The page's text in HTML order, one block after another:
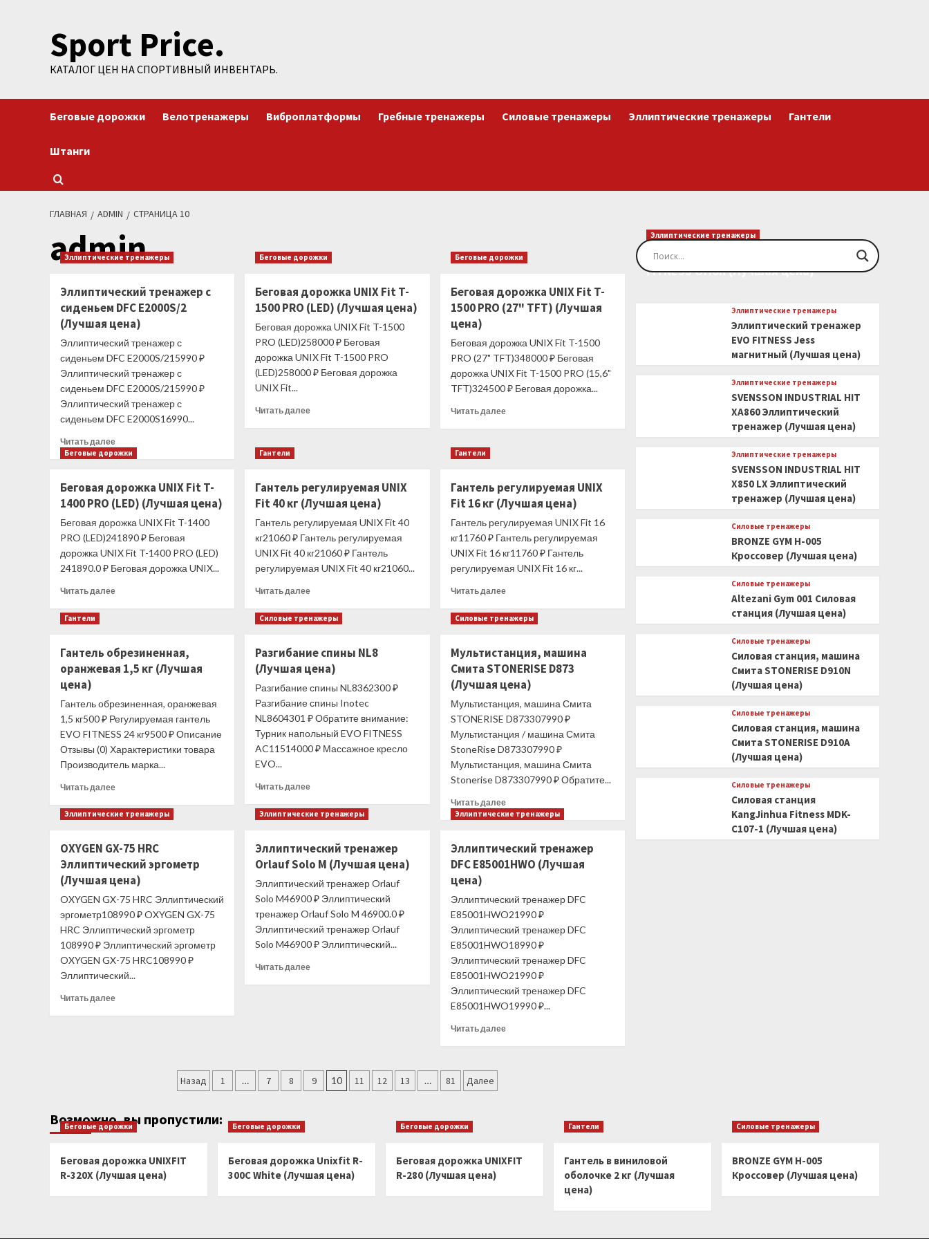
содержимомуSport Price.
КАТАЛОГ ЦЕН НА СПОРТИВНЫЙ ИНВЕНТАРЬ.
Беговые дорожки Велотренажеры Виброплатформы Гребные тренажеры Силовые тренажеры Эллиптические тренажеры Гантели
Штанги
ГЛАВНАЯ ADMIN СТРАНИЦА 10
admin
Эллиптические тренажеры
Эллиптический тренажер с
сиденьем DFC E2000S/2
(Лучшая цена)
Эллиптический тренажер с
сиденьем DFC E2000S/215990 ₽
Эллиптический тренажер с
сиденьем DFC E2000S/215990 ₽
Эллиптический тренажер с
сиденьем DFC E2000S16990...
Читать далееПрочитать
больше
тренажер
с
сиденьем
E2000S/2
(Лучшая
цена)
Беговые дорожки
Беговая дорожка UNIX Fit T-
1500 PRO (LED) (Лучшая цена)
Беговая дорожка UNIX Fit T-1500
PRO (LED)258000 ₽ Беговая
дорожка UNIX Fit T-1500 PRO
(LED)258000 ₽ Беговая дорожка
UNIX Fit...
Читать далееПрочитать
Fit
T-
PRO
(LED)
(Лучшая
цена)
Беговые дорожки
Беговая дорожка UNIX Fit T-
1500 PRO (27" TFT) (Лучшая
цена)
Беговая дорожка UNIX Fit T-1500
PRO (27" TFT)348000 ₽ Беговая
дорожка UNIX Fit T-1500 PRO (15,6"
TFT)324500 ₽ Беговая дорожка...
Читать далееПрочитать
Fit
T-
PRO
(27"
TFT)
(Лучшая
Беговые дорожки
Беговая дорожка UNIX Fit T-
1400 PRO (LED) (Лучшая цена)
Беговая дорожка UNIX Fit T-1400
PRO (LED)241890 ₽ Беговая
дорожка UNIX Fit T-1400 PRO (LED)
241890.0 ₽ Беговая дорожка UNIX...
Читать далееПрочитать
UNIX
Fit
PRO
(LED)
(Лучшая
цена)
Гантели
Гантель регулируемая UNIX
Fit 40 кг (Лучшая цена)
Гантель регулируемая UNIX Fit 40
кг21060 ₽ Гантель регулируемая
UNIX Fit 40 кг21060 ₽ Гантель
регулируемая UNIX Fit 40 кг21060...
Читать далееПрочитать
о
UNIX
Fit
кг
(Лучшая
цена)
Гантели
Гантель регулируемая UNIX
Fit 16 кг (Лучшая цена)
Гантель регулируемая UNIX Fit 16
кг11760 ₽ Гантель регулируемая
UNIX Fit 16 кг11760 ₽ Гантель
регулируемая UNIX Fit 16 кг...
Читать далееПрочитать
о
UNIX
Fit
16
кг
(Лучшая
цена)
Гантели
Гантель обрезиненная,
оранжевая 1,5 кг (Лучшая
цена)
Гантель обрезиненная, оранжевая
1,5 кг500 ₽ Регулируемая гантель
EVO FITNESS 24 кг9500 ₽ Описание
Отзывы (0) Характеристики товара
Производитель марка...
Читать далееПрочитать
о
оранжевая
1,5
кг
цена)
Силовые тренажеры
Разгибание спины NL8
(Лучшая цена)
Разгибание спины NL8362300 ₽
Разгибание спины Inotec
NL8604301 ₽ Обратите внимание:
Турник напольный EVO FITNESS
AC11514000 ₽ Массажное кресло
EVO...
Читать далееПрочитать
о
NL8
(Лучшая
Силовые тренажеры
Мультистанция, машина
Смита STONERISE D873
(Лучшая цена)
Мультистанция, машина Смита
STONERISE D873307990 ₽
Мультистанция / машина Смита
StoneRise D873307990 ₽
Мультистанция, машина Смита
Stonerise D873307990 ₽ Обратите...
Читать далееПрочитать
больше
машина
Смита
(Лучшая
цена)
Эллиптические тренажеры
OXYGEN GX-75 HRC
Эллиптический эргометр
(Лучшая цена)
OXYGEN GX-75 HRC Эллиптический
эргометр108990 ₽ OXYGEN GX-75
HRC Эллиптический эргометр
108990 ₽ Эллиптический эргометр
OXYGEN GX-75 HRC108990 ₽
Эллиптический...
Читать далееПрочитать
Эллиптический
цена)
Эллиптические тренажеры
Эллиптический тренажер
Orlauf Solo M (Лучшая цена)
Эллиптический тренажер Orlauf
Solo M46900 ₽ Эллиптический
тренажер Orlauf Solo M 46900.0 ₽
Эллиптический тренажер Orlauf
Solo M46900 ₽ Эллиптический...
Читать далееПрочитать
(Лучшая
цена)
Эллиптические тренажеры
Эллиптический тренажер
DFC E85001HWO (Лучшая
цена)
Эллиптический тренажер DFC
E85001HWO21990 ₽
Эллиптический тренажер DFC
E85001HWO18990 ₽
Эллиптический тренажер DFC
E85001HWO21990 ₽
Эллиптический тренажер DFC
E85001HWO19990 ₽...
Читать далееПрочитать
Пагинация
Назад 1 … 7 8 9 10 11 12 13 … 81 Далее
Эллиптические тренажеры
Эллиптический тренажер EVO
FITNESS Orion (Лучшая цена)
Эллиптические тренажеры
Эллиптический тренажер
EVO FITNESS Jess
магнитный (Лучшая цена)
Эллиптические тренажеры
SVENSSON INDUSTRIAL HIT
XA860 Эллиптический
тренажер (Лучшая цена)
Эллиптические тренажеры
SVENSSON INDUSTRIAL HIT
X850 LX Эллиптический
тренажер (Лучшая цена)
Силовые тренажеры
BRONZE GYM H-005
Кроссовер (Лучшая цена)
Силовые тренажеры
Altezani Gym 001 Силовая
станция (Лучшая цена)
Силовые тренажеры
Силовая станция, машина
Смита STONERISE D910N
(Лучшая цена)
Силовые тренажеры
Силовая станция, машина
Смита STONERISE D910A
(Лучшая цена)
Силовые тренажеры
Силовая станция
KangJinhua Fitness MDK-
C107-1 (Лучшая цена)
Возможно, вы пропустили:
Беговые дорожки
Беговая дорожка UNIXFIT
R-320X (Лучшая цена)
Беговые дорожки
Беговая дорожка Unixfit R-
300C White (Лучшая цена)
Беговые дорожки
Беговая дорожка UNIXFIT
R-280 (Лучшая цена)
Гантели
Гантель в виниловой
оболочке 2 кг (Лучшая
цена)
Силовые тренажеры
BRONZE GYM H-005
Кроссовер (Лучшая цена)